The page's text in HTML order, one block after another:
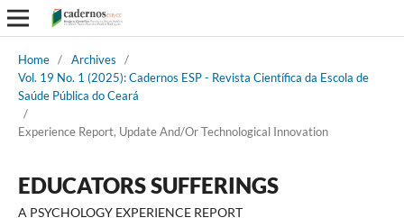
Home / Archives
/
Vol. 19 No. 1 (2025): Cadernos ESP - Revista Cientí­fica da Escola de
Saúde Pública do Ceará
/
Experience Report, Update And/Or Technological Innovation
EDUCATORS SUFFERINGS
A PSYCHOLOGY EXPERIENCE REPORT